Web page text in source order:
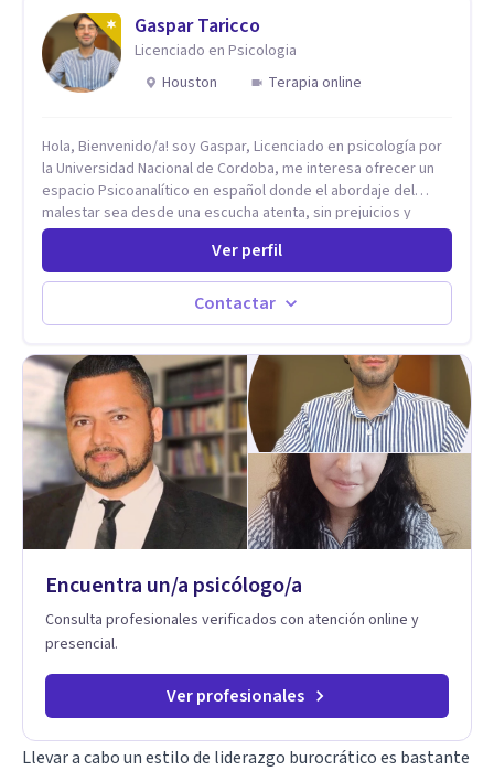
para ayudarte a recuperar tu bienestar emocional. Terapia
Individual, de Pareja y Familiar: Trabajamos contigo y tus
seres queridos para fortalecer las relaciones y mejorar la
dinámica familiar. Evaluaciones Psicológicas y Terapias
Terapia de exposición Terapia de juego para niños
Tratamiento de Traumas y Trastornos de Estrés
Postraumático: Ofrecemos apoyo psicológico para ayudarte
a superar experiencias traumáticas y mejorar tu calidad de
vida. Tratamiento de Adicciones.
Gaspar Taricco
Licenciado en Psicologia
Houston
Terapia online
Hola, Bienvenido/a! soy Gaspar, Licenciado en psicología por
la Universidad Nacional de Cordoba, me interesa ofrecer un
espacio Psicoanalítico en español donde el abordaje del
malestar sea desde una escucha atenta, sin prejuicios y
rescatando lo singular de cada caso, sin caer en etiquetas.
Considero que todas las personas en algún momento pueden
sufrir y cada una por cuestiones particulares, es en mi
espacio donde se le dará un lugar a esas cuestiones
singulares de cada uno, para luego generar cambios. Soy una
seminarios, una especialización en psicoanálisis y también
investigo. Siempre en la búsqueda de ser un mejor
profesional.
Ver perfil
Contactar
Encuentra un/a psicólogo/a
Consulta profesionales verificados con atención online y
presencial.
Ver profesionales
Llevar a cabo un estilo de liderazgo burocrático es bastante